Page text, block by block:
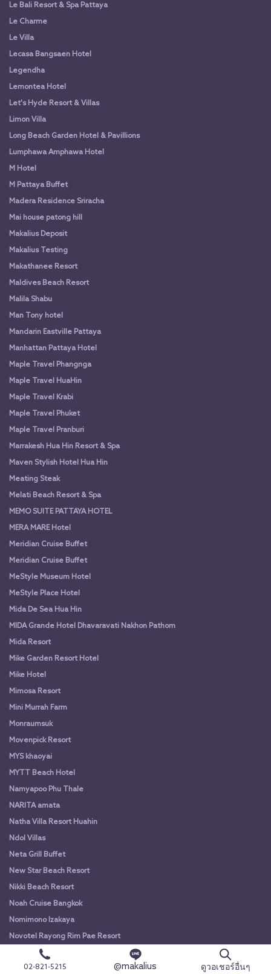
Le Bali Resort & Spa Pattaya
Le Charme
Le Villa
Lecasa Bangsaen Hotel
Legendha
Lemontea Hotel
Let's Hyde Resort & Villas
Limon Villa
Long Beach Garden Hotel & Pavillions
Lumphawa Amphawa Hotel
M Hotel
M Pattaya Buffet
Madera Residence Sriracha
Mai house patong hill
Makalius Deposit
Makalius Testing
Makathanee Resort
Maldives Beach Resort
Malila Shabu
Man Tony hotel
Mandarin Eastville Pattaya
Manhattan Pattaya Hotel
Maple Travel Phangnga
Maple Travel HuaHin
Maple Travel Krabi
Maple Travel Phuket
Maple Travel Pranburi
Marrakesh Hua Hin Resort & Spa
Maven Stylish Hotel Hua Hin
Meating Steak
Melati Beach Resort & Spa
MEMO SUITE PATTAYA HOTEL
MERA MARE Hotel
Meridian Cruise Buffet
Meridian Cruise Buffet
MeStyle Museum Hotel
MeStyle Place Hotel
Mida De Sea Hua Hin
MIDA Grande Hotel Dhavaravati Nakhon Pathom
Mida Resort
Mike Garden Resort Hotel
Mike Hotel
Mimosa Resort
Mini Murrah Farm
Monraumsuk
Movenpick Resort
MYS khaoyai
MYTT Beach Hotel
Namyapoo Phu Thale
NARITA amata
Natha Villa Resort Huahin
Ndol Villas
Neta Grill Buffet
New Star Beach Resort
Nikki Beach Resort
Noah Cruise Bangkok
Nomimono Izakaya
Novotel Rayong Rim Pae Resort
O'nya Phuket Hotel
Oakwood Hotel and Residence
02-821-5215 @makalius ดูวอเชอร์อื่นๆ